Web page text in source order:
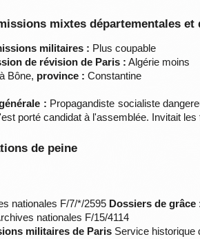
mixtes départementales
militaires : Plus coupable
de révision de Paris : Algérie moins
à Bône, province : Constantine
: Propagandiste socialiste
porté candidat à l'assemblée. Invitait
de peine
nationales F/7/*/2595 Dossiers de grâce
nationales F/15/4114
militaires de Paris Service historique